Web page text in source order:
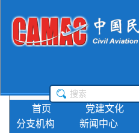
首页 党建文化
分支机构
新闻中心